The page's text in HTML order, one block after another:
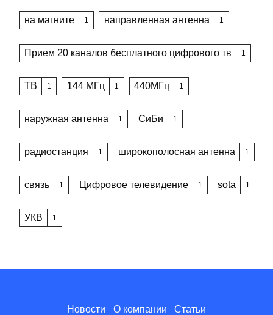
на магните 1 направленная антенна 1
Прием 20 каналов бесплатного цифрового тв 1
ТВ 1 144 МГц 1 440МГц 1
наружная антенна 1 СиБи 1
радиостанция 1 широкополосная антенна 1
связь 1 Цифровое телевидение 1 sota 1
УКВ 1
Новости О компании Статьи